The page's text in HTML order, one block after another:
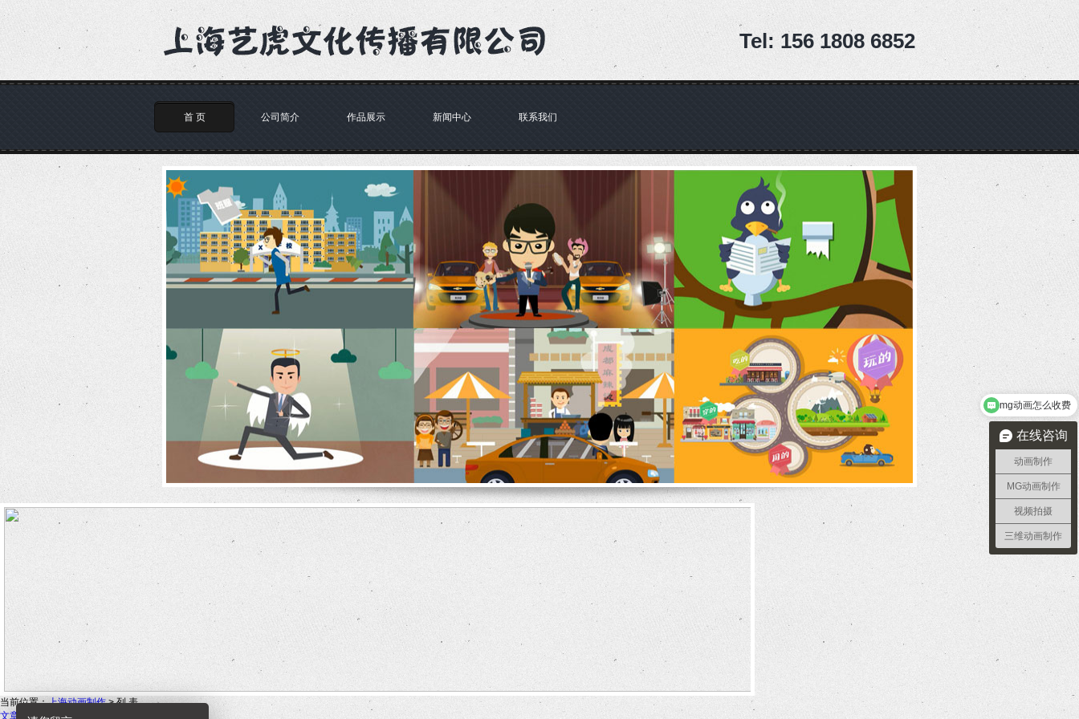
Tel: 156 1808 6852
首 页 公司简介 作品展示 新闻中心 联系我们
当前位置：上海动画制作> 列 表
文章标题 2013年10月21日
在线咨询
动画制作
MG动画制作
视频拍摄
三维动画制作
mg动画怎么收费
需要做2分钟宣传动画需要多久